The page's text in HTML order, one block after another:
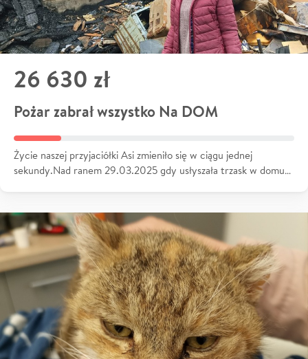
26 630 zł
Pożar zabrał wszystko Na DOM
Życie naszej przyjaciółki Asi zmieniło się w ciągu jednej
sekundy.Nad ranem 29.03.2025 gdy usłyszała trzask w domu…